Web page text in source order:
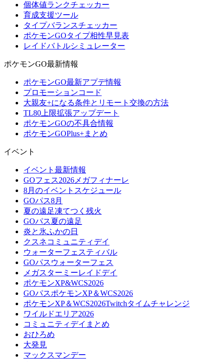
個体値ランクチェッカー
育成支援ツール
タイプバランスチェッカー
ポケモンGOタイプ相性早見表
レイドバトルシミュレーター
ポケモンGO最新情報
ポケモンGO最新アプデ情報
プロモーションコード
大親友+になる条件とリモート交換の方法
TL80上限拡張アップデート
ポケモンGOの不具合情報
ポケモンGOPlus+まとめ
イベント
イベント最新情報
GOフェス2026メガフィナーレ
8月のイベントスケジュール
GOパス8月
夏の遠足凍てつく残火
GOパス夏の遠足
炎と氷ふかの日
クスネコミュニティデイ
ウォーターフェスティバル
GOパスウォーターフェス
メガスターミーレイドデイ
ポケモンXP&WCS2026
GOパスポケモンXP＆WCS2026
ポケモンXP＆WCS2026Twitchタイムチャレンジ
ワイルドエリア2026
コミュニティデイまとめ
おひろめ
大発見
マックスマンデー